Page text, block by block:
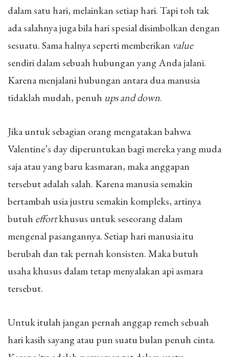
dalam satu hari, melainkan setiap hari. Tapi toh tak
ada salahnya juga bila hari spesial disimbolkan dengan
sesuatu. Sama halnya seperti memberikan value
sendiri dalam sebuah hubungan yang Anda jalani.
Karena menjalani hubungan antara dua manusia
tidaklah mudah, penuh ups and down.
Jika untuk sebagian orang mengatakan bahwa
Valentine’s day diperuntukan bagi mereka yang muda
saja atau yang baru kasmaran, maka anggapan
tersebut adalah salah. Karena manusia semakin
bertambah usia justru semakin kompleks, artinya
butuh effortkhusus untuk seseorang dalam
mengenal pasangannya. Setiap hari manusia itu
berubah dan tak pernah konsisten. Maka butuh
usaha khusus dalam tetap menyalakan api asmara
tersebut.
Untuk itulah jangan pernah anggap remeh sebuah
hari kasih sayang atau pun suatu bulan penuh cinta.